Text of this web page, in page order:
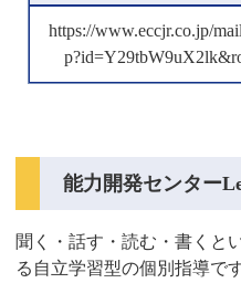
https://www.eccjr.co.jp/
能力開発センター
聞く・話す・読む・書くと
る自立学習型の個別指導で